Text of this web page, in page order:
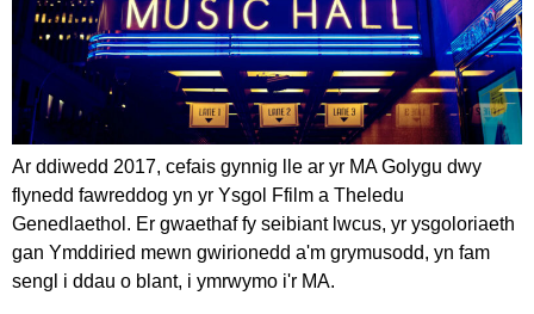
Ar ddiwedd 2017, cefais gynnig lle ar yr MA Golygu dwy
flynedd fawreddog yn yr Ysgol Ffilm a Theledu
Genedlaethol. Er gwaethaf fy seibiant lwcus, yr ysgoloriaeth
gan Ymddiried mewn gwirionedd a'm grymusodd, yn fam
sengl i ddau o blant, i ymrwymo i'r MA.